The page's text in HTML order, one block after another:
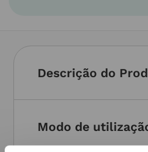
Descrição do
Modo de